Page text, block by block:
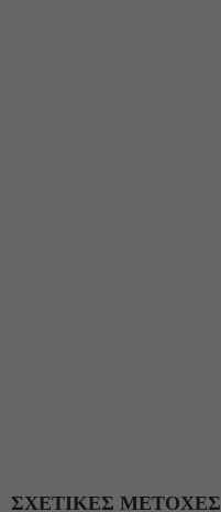
ΣΧΕΤΙΚΕΣ ΜΕΤΟΧΕΣ